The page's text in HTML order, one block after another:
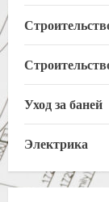
Уход за баней
Электрика